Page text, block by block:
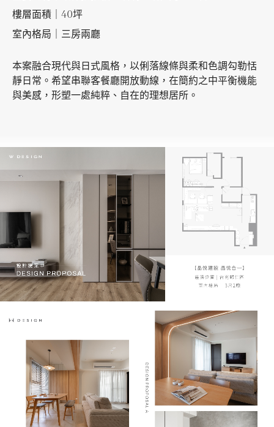
聯絡我們
樓層面積｜40坪
室內格局｜三房兩廳
本案融合現代與日式風格，以俐落線條與柔和色調勾勒恬
靜日常。希望串聯客餐廳開放動線，在簡約之中平衡機能
與美感，形塑一處純粹、自在的理想居所。